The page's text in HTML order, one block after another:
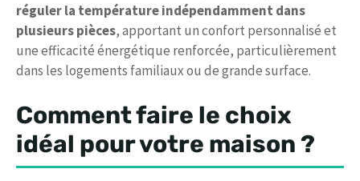
réguler la température indépendamment dans
plusieurs pièces, apportant un confort personnalisé et
une efficacité énergétique renforcée, particulièrement
dans les logements familiaux ou de grande surface.
Comment faire le choix
idéal pour votre maison ?